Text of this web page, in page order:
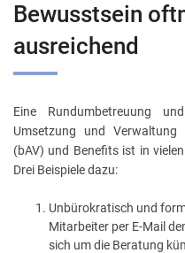
Bewusstsein
ausreichend
Eine Rundumbetreuung
Umsetzung und Verwaltung
(bAV) und Benefits ist in
Drei Beispiele dazu:
Unbürokratisch und
Mitarbeiter per E-Mail
sich um die Beratung